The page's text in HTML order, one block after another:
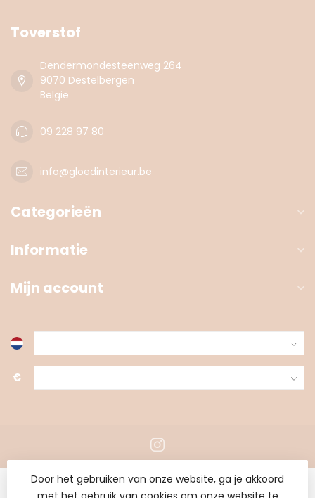
Toverstof
Dendermondesteenweg 264
9070 Destelbergen
België
09 228 97 80
info@gloedinterieur.be
Categorieën
Informatie
Mijn account
€
Door het gebruiken van onze website, ga je akkoord